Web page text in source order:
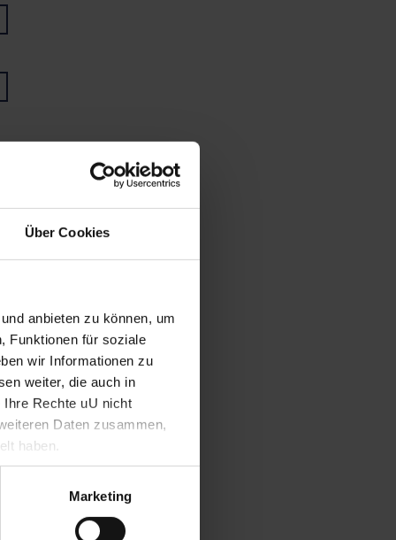
Über Cookies
anbieten zu können, um
Funktionen für soziale
wir Informationen zu
weiter, die auch in
Ihre Rechte uU nicht
Daten zusammen,
haben.
Marketing